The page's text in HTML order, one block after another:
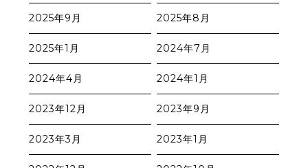
2025年9月 2025年8月
2025年1月 2024年7月
2024年4月 2024年1月
2023年12月 2023年9月
2023年3月 2023年1月